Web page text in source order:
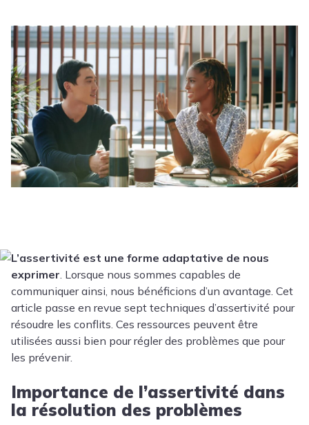
L’assertivité est une forme adaptative de nous
exprimer. Lorsque nous sommes capables de
communiquer ainsi, nous bénéficions d’un avantage. Cet
article passe en revue sept techniques d’assertivité pour
résoudre les conflits. Ces ressources peuvent être
utilisées aussi bien pour régler des problèmes que pour
les prévenir.
Importance de l’assertivité dans
la résolution des problèmes